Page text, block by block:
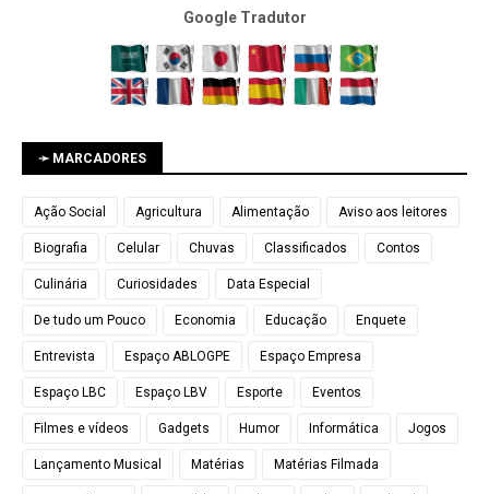
Google Tradutor
➛ MARCADORES
Ação Social Agricultura Alimentação Aviso aos leitores
Biografia Celular Chuvas Classificados Contos
Culinária Curiosidades Data Especial
De tudo um Pouco Economia Educação Enquete
Entrevista Espaço ABLOGPE Espaço Empresa
Espaço LBC Espaço LBV Esporte Eventos
Filmes e vídeos Gadgets Humor Informática Jogos
Lançamento Musical Matérias Matérias Filmada